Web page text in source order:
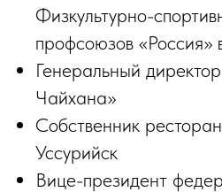
Физкультурно-
профсоюзов
Генеральный
Чайхана»
Собственник
Уссурийск
Вице-президент